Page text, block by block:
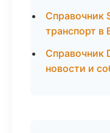
Справочник
транспорт в
Справочник
новости и